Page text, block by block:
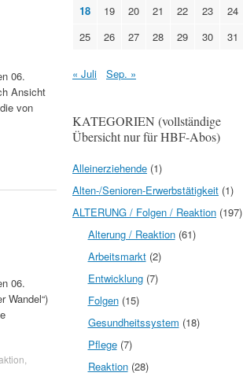
06.
Ansicht
von
06.
Wandel“)
18
19 20 21 22 23
24
25
26 27 28 29 30 31
« Juli Sep. »
KATEGORIEN (vollständige
Übersicht nur für HBF-Abos)
Alleinerziehende (1)
Alten-/Senioren-Erwerbstätigkeit (1)
ALTERUNG / Folgen / Reaktion (197)
Alterung / Reaktion(61)
Arbeitsmarkt(2)
Entwicklung(7)
Folgen(15)
Gesundheitssystem (18)
Pflege(7)
Reaktion(28)